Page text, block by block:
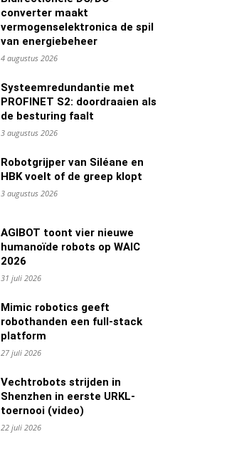
converter maakt
vermogenselektronica de spil
van energiebeheer
4 augustus 2026
Systeemredundantie met
PROFINET S2: doordraaien als
de besturing faalt
3 augustus 2026
Robotgrijper van Siléane en
HBK voelt of de greep klopt
3 augustus 2026
AGIBOT toont vier nieuwe
humanoïde robots op WAIC
2026
31 juli 2026
Mimic robotics geeft
robothanden een full-stack
platform
27 juli 2026
Vechtrobots strijden in
Shenzhen in eerste URKL-
toernooi (video)
22 juli 2026